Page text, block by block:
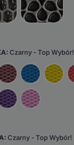
Czarny - Top Wybór!
Czarny - Top Wybór!